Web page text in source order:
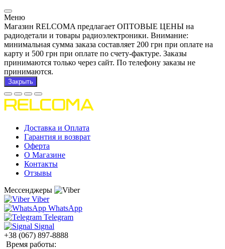
Меню
Магазин RELCOMA предлагает ОПТОВЫЕ ЦЕНЫ на
радиодетали и товары радиоэлектроники. Внимание:
минимальная сумма заказа составляет 200 грн при оплате на
карту и 500 грн при оплате по счету-фактуре. Заказы
принимаются только через сайт. По телефону заказы не
принимаются.
Закрыть
Доставка и Оплата
Гарантия и возврат
Оферта
О Магазине
Контакты
Отзывы
Мессенджеры
Viber
WhatsApp
Telegram
Signal
+38 (067) 897-8888
Время работы: